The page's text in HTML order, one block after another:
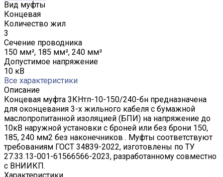
Вид муфты
Концевая
Количество жил
3
Сечение проводника
150 мм², 185 мм², 240 мм²
Допустимое напряжение
10 кВ
Все характеристики
Описание
Концевая муфта 3КНтп-10-150/240-бн предназначена
для оконцевания 3-х жильного кабеля с бумажной
маслопропитанной изоляцией (БПИ) на напряжение до
10кВ наружной установки с броней или без брони 150,
185, 240 мм2 без наконечников . Муфты соответствуют
требованиям ГОСТ 34839-2022, изготовлены по ТУ
27.33.13-001-61566566-2023, разработанному совместно
с ВНИИКП.